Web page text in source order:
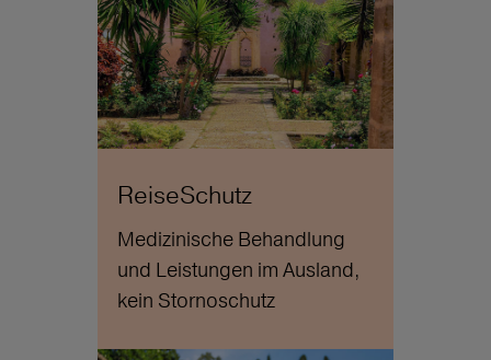
ReiseSchutz
Medizinische Behandlung
und Leistungen im Ausland,
kein Stornoschutz